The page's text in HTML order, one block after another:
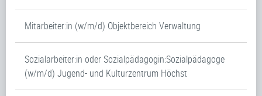
Mitarbeiter:in (w/m/d) Objektbereich Verwaltung
Sozialarbeiter:in oder Sozialpädagogin:Sozialpädagoge
(w/m/d) Jugend- und Kulturzentrum Höchst